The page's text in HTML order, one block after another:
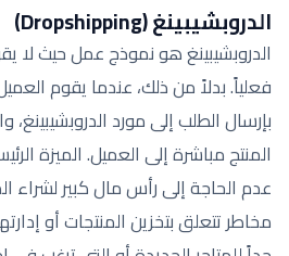
الدروبشيبينغ (Dropshipping)
الدروبشيبينغ هو نموذج عمل حيث لا
فعلياً. بدلاً من ذلك، عندما يقوم
بإرسال الطلب إلى مورد
المنتج مباشرة إلى العميل. الميزة
عدم الحاجة إلى رأس مال كبير لشراء
مخاطر تتعلق بتخزين المنتجات أو